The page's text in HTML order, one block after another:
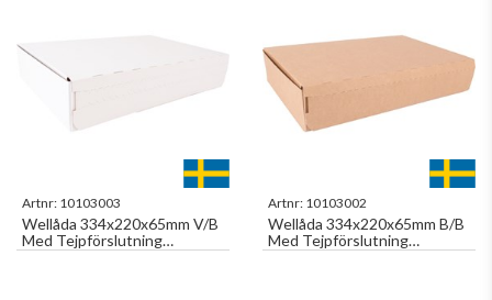
Artnr: 10103003
Wellåda 334x220x65mm V/B
Med Tejpförslutning
Postnords Varubrevslåda
Artnr: 10103002
Wellåda 334x220x65mm B/B
Med Tejpförslutning
Postnords Varubrevslåda